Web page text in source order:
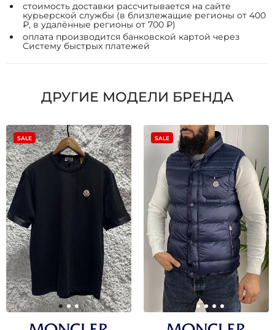
стоимость доставки рассчитывается на сайте
курьерской службы (в близлежащие регионы от 400
₽, в удалённые регионы от 700 ₽)
оплата производится банковской картой через
Систему быстрых платежей
ДРУГИЕ МОДЕЛИ БРЕНДА
SALE SALE